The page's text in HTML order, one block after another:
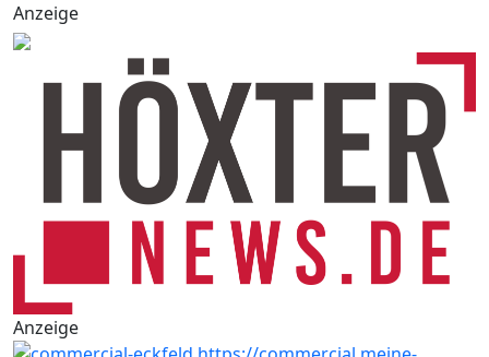
Anzeige
Anzeige